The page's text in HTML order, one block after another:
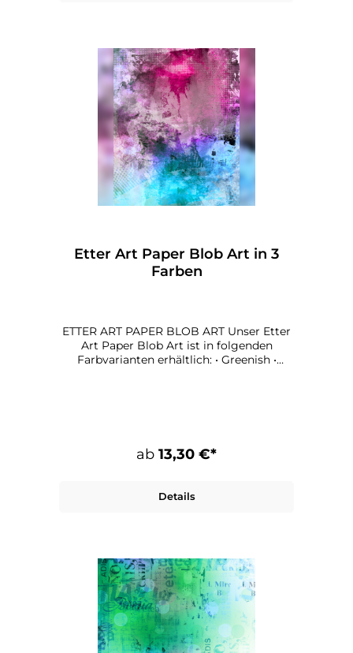
Etter Art Paper Blob Art in 3
Farben
ETTER ART PAPER BLOB ART Unser Etter
Art Paper Blob Art ist in folgenden
Farbvarianten erhältlich: • Greenish •
ab 13,30 €*
Details